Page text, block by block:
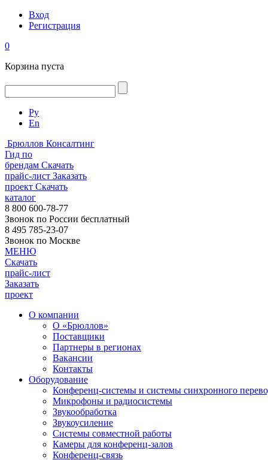
Вход
Регистрация
0
Корзина пуста
Ру
En
Брюллов Консалтинг
Гид по
брендам Скачать
прайс-лист Заказать
проект Скачать
каталог
8 800 600-78-77
Звонок по России бесплатный
8 495 785-23-07
Звонок по Москве
МЕНЮ
Скачать
прайс-лист
Заказать
проект
О компании
О «Брюллов»
Поставщики
Партнеры в регионах
Вакансии
Контакты
Оборудование
Конференц-системы и системы синхронного
Микрофоны и радиосистемы
Звукообработка
Звукоусиление
Системы совместной работы
Камеры для конференц-залов
Конференц-связь